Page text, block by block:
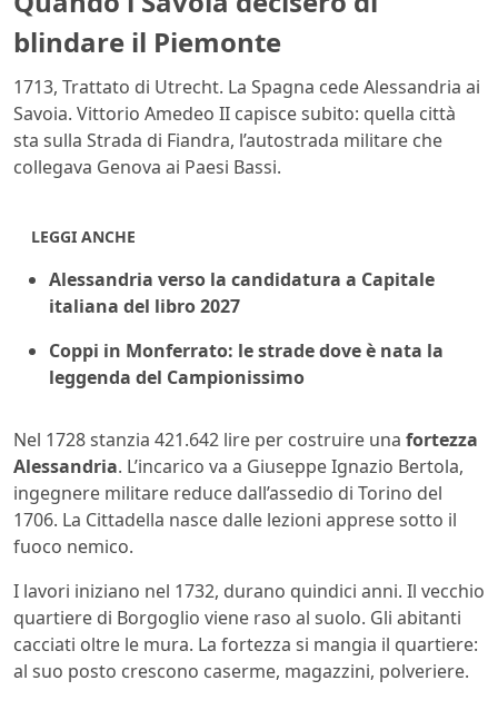
blindare il Piemonte
1713, Trattato di Utrecht. La Spagna cede Alessandria ai
Savoia. Vittorio Amedeo II capisce subito: quella città
sta sulla Strada di Fiandra, l’autostrada militare che
collegava Genova ai Paesi Bassi.
LEGGI ANCHE
Alessandria verso la candidatura a Capitale
italiana del libro 2027
Coppi in Monferrato: le strade dove è nata la
leggenda del Campionissimo
Nel 1728 stanzia 421.642 lire per costruire una fortezza
Alessandria. L’incarico va a Giuseppe Ignazio Bertola,
ingegnere militare reduce dall’assedio di Torino del
1706. La Cittadella nasce dalle lezioni apprese sotto il
fuoco nemico.
I lavori iniziano nel 1732, durano quindici anni. Il vecchio
quartiere di Borgoglio viene raso al suolo. Gli abitanti
cacciati oltre le mura. La fortezza si mangia il quartiere:
al suo posto crescono caserme, magazzini, polveriere.